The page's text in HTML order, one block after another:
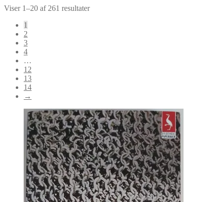
Viser 1–20 af 261 resultaterSorteret
1
2
3
4
…
12
13
14
→